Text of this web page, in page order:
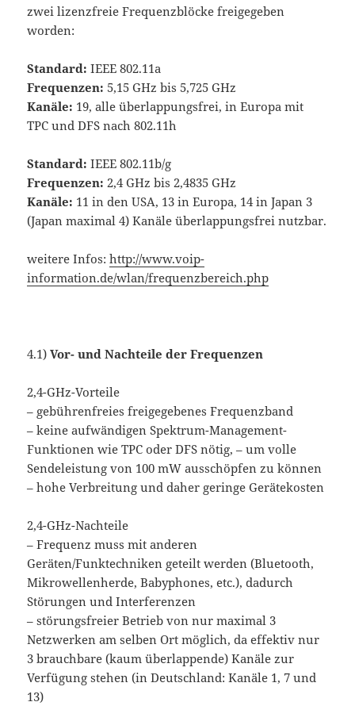
zwei lizenzfreie Frequenzblöcke freigegeben
worden:
Standard: IEEE 802.11a
Frequenzen: 5,15 GHz bis 5,725 GHz
Kanäle: 19, alle überlappungsfrei, in Europa mit
TPC und DFS nach 802.11h
Standard: IEEE 802.11b/g
Frequenzen: 2,4 GHz bis 2,4835 GHz
Kanäle: 11 in den USA, 13 in Europa, 14 in Japan 3
(Japan maximal 4) Kanäle überlappungsfrei nutzbar.
weitere Infos:http://www.voip-
information.de/wlan/frequenzbereich.php
4.1)Vor- und Nachteile der Frequenzen
2,4-GHz-Vorteile
– gebührenfreies freigegebenes Frequenzband
– keine aufwändigen Spektrum-Management-
Funktionen wie TPC oder DFS nötig, – um volle
Sendeleistung von 100 mW ausschöpfen zu können
– hohe Verbreitung und daher geringe Gerätekosten
2,4-GHz-Nachteile
– Frequenz muss mit anderen
Geräten/Funktechniken geteilt werden (Bluetooth,
Mikrowellenherde, Babyphones, etc.), dadurch
Störungen und Interferenzen
– störungsfreier Betrieb von nur maximal 3
Netzwerken am selben Ort möglich, da effektiv nur
3 brauchbare (kaum überlappende) Kanäle zur
Verfügung stehen (in Deutschland: Kanäle 1, 7 und
13)